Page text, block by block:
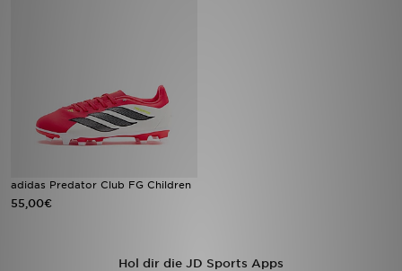
adidas Predator Club FG Children
55,00€
Hol dir die JD Sports Apps
Filialfinder
Mein JD
Meine Nachrichten